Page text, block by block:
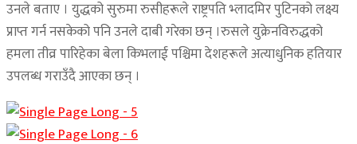
उनले बताए । युद्धको सुरुमा रुसीहरूले राष्ट्रपति भ्लादमिर पुटिनको लक्ष्य
प्राप्त गर्न नसकेको पनि उनले दाबी गरेका छन् ।रुसले युक्रेनविरुद्धको
हमला तीव्र पारिहेका बेला किभलाई पश्चिमा देशहरूले अत्याधुनिक हतियार
उपलब्ध गराउँदै आएका छन् ।